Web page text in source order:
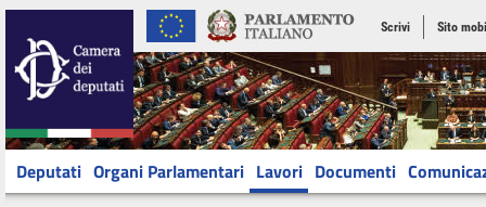
Scrivi Sito
Deputati Organi Parlamentari Lavori Documenti